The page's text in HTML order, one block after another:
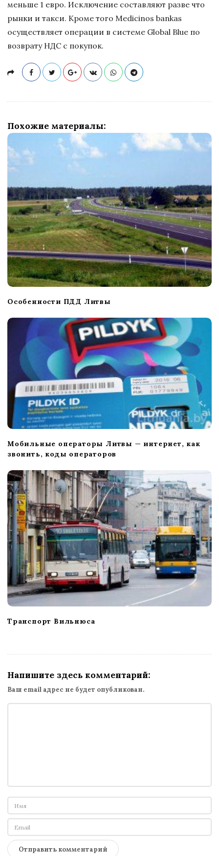
меньше 1 евро. Исключение составляют разве что
рынки и такси. Кроме того Medicinos bankas
осуществляет операции в системе Global Blue по
возврату НДС с покупок.
Похожие материалы:
Особенности ПДД Литвы
Мобильные операторы Литвы — интернет, как
звонить, коды операторов
Транспорт Вильнюса
Напишите здесь комментарий:
Ваш email адрес не будет опубликован.